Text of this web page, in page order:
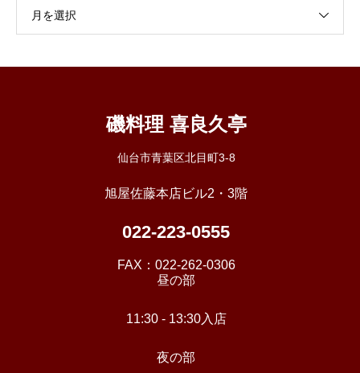
月を選択
磯料理 喜良久亭
仙台市青葉区北目町3-8
旭屋佐藤本店ビル2・3階
022-223-0555
FAX： 022-262-0306
昼の部
11:30 - 13:30入店
夜の部